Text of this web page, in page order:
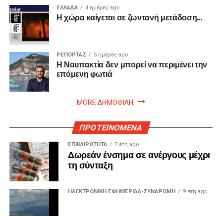
ΕΛΛΑΔΑ 4 ημέρες ago
Η χώρα καίγεται σε ζωντανή μετάδοση…
ΡΕΠΟΡΤΑΖ 5 ημέρες ago
Η Ναυπακτία δεν μπορεί να περιμένει την
επόμενη φωτιά
MORE ΔΗΜΟΦΙΛΗ
ΠΡΟΤΕΙΝΟΜΕΝΑ
ΕΠΙΚΑΙΡΟΤΗΤΑ 7 έτη ago
Δωρεάν ένσημα σε ανέργους μέχρι
τη σύνταξη
ΗΛΕΚΤΡΟΝΙΚΗ ΕΦΗΜΕΡΙΔΑ-ΣΥΝΔΡΟΜΗ 9 έτη ago